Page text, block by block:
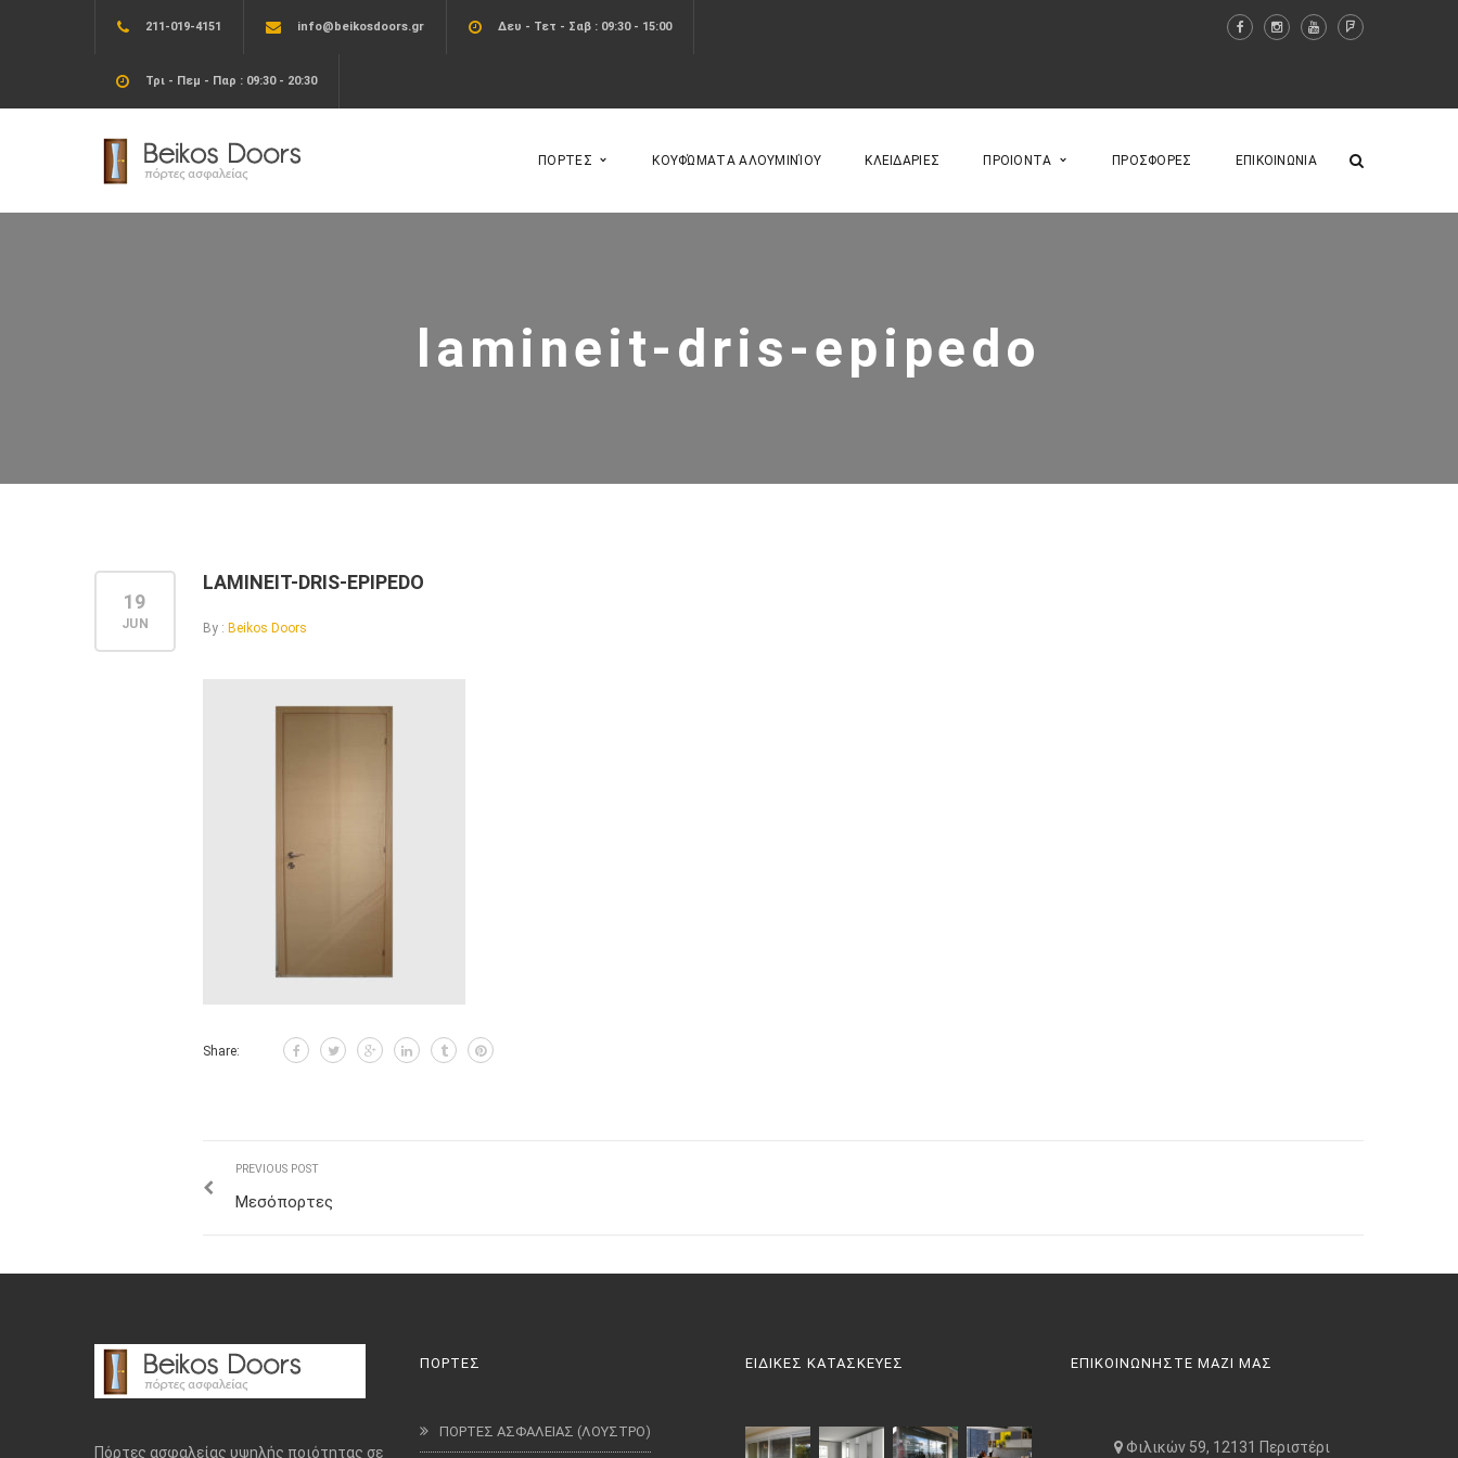
211-019-4151 info@beikosdoors.gr Δευ - Τετ - Σαβ : 09:30 - 15:00
Τρι - Πεμ - Παρ : 09:30 - 20:30
ΠΟΡΤΕΣ ΚΟΥΦΏΜΑΤΑ ΑΛΟΥΜΙΝΊΟΥ ΚΛΕΙΔΑΡΙΕΣ ΠΡΟΙΟΝΤΑ ΠΡΟΣΦΟΡΕΣ ΕΠΙΚΟΙΝΩΝΙΑ
lamineit-dris-epipedo
19
JUN
LAMINEIT-DRIS-EPIPEDO
By : Beikos Doors
Share:
PREVIOUS POST
Μεσόπορτες
Πόρτες ασφαλείας υψηλής ποιότητας σε
ΠΟΡΤΕΣ
ΠΟΡΤΕΣ ΑΣΦΑΛΕΙΑΣ (ΛΟΥΣΤΡΟ)
ΕΙΔΙΚΕΣ ΚΑΤΑΣΚΕΥΕΣ ΕΠΙΚΟΙΝΩΝΗΣΤΕ ΜΑΖΙ ΜΑΣ
Φιλικών 59, 12131 Περιστέρι